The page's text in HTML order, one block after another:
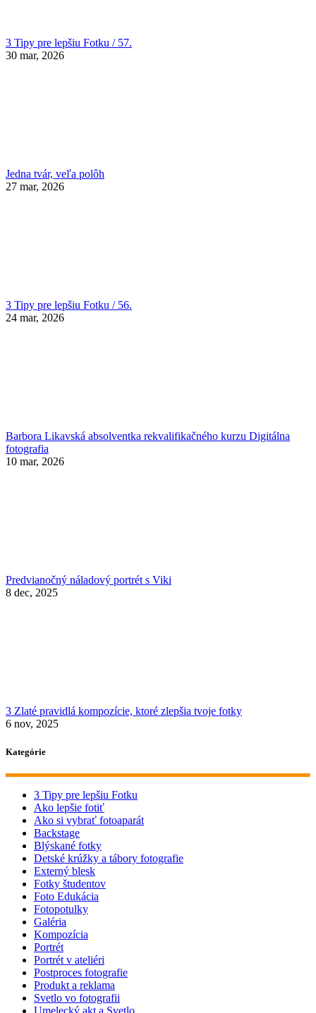
3 Tipy pre lepšiu Fotku / 57.
30 mar, 2026
Jedna tvár, veľa polôh
27 mar, 2026
3 Tipy pre lepšiu Fotku / 56.
24 mar, 2026
Barbora Likavská absolventka rekvalifikačného kurzu Digitálna
fotografia
10 mar, 2026
Predvianočný náladový portrét s Viki
8 dec, 2025
3 Zlaté pravidlá kompozície, ktoré zlepšia tvoje fotky
6 nov, 2025
Kategórie
3 Tipy pre lepšiu Fotku
Ako lepšie fotiť
Ako si vybrať fotoaparát
Backstage
Blýskané fotky
Detské krúžky a tábory fotografie
Externý blesk
Fotky študentov
Foto Edukácia
Fotopotulky
Galéria
Kompozícia
Portrét
Portrét v ateliéri
Postproces fotografie
Produkt a reklama
Svetlo vo fotografii
Umelecký akt a Svetlo